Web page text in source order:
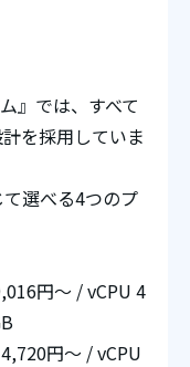
』では、すべて
を採用していま
選べる4つのプ
～ / vCPU 4
円～ / vCPU